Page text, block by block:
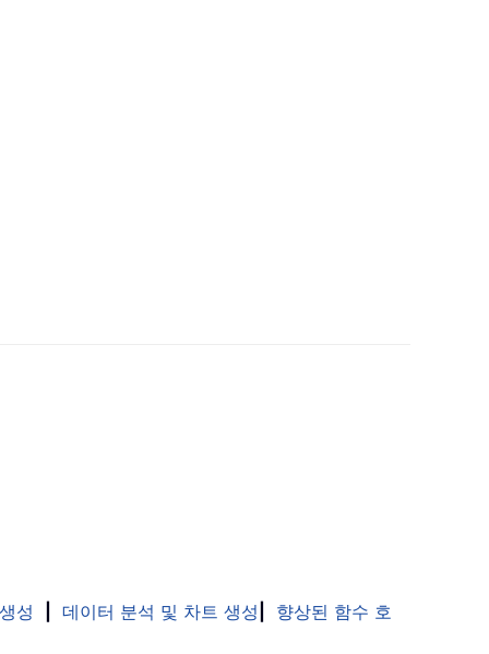
성 데이터 분석 및 차트 생성
향상된 함수 호